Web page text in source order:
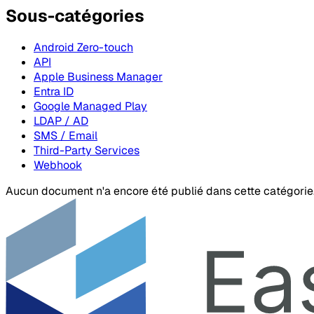
Sous-catégories
Android Zero-touch
API
Apple Business Manager
Entra ID
Google Managed Play
LDAP / AD
SMS / Email
Third-Party Services
Webhook
Aucun document n'a encore été publié dans cette